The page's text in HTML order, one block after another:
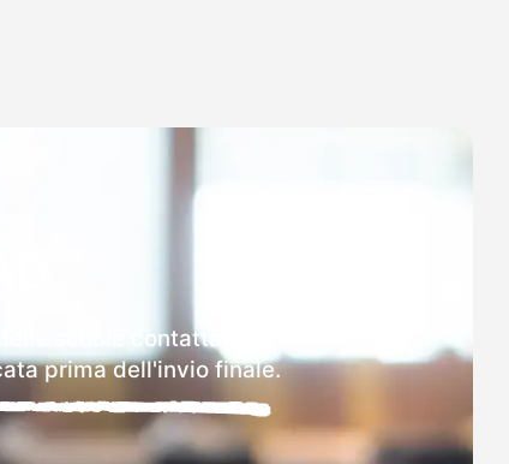
scuole contattate.
prima dell'invio finale.